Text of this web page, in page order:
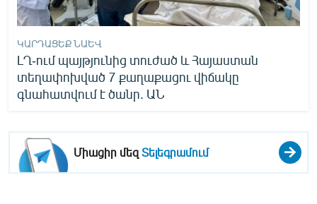
ԿԱՐԴԱՑԵՔ ՆԱԵՎ
ԼՂ-ում պայթյունից տուժած և Հայաստան
տեղափոխված 7 քաղաքացու վիճակը
գնահատվում է ծանր. ԱՆ
Միացիր մեզՏելեգրամում